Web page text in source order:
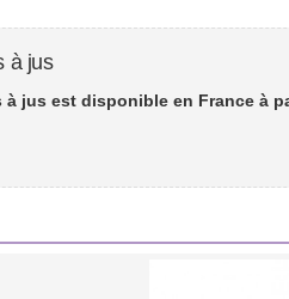
à jus
à jus est disponible en France à